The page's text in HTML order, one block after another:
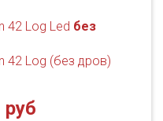
42 Log Led без
42 Log (без дров)